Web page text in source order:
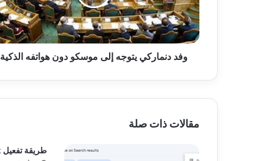
م
ا
ر
ك
ت
إ
ى
وفد دنماركي يتوجه إلى موسكو دون هواتفه الذكية
مقالات ذات صلة
طريقة تفعيل imagick في whm